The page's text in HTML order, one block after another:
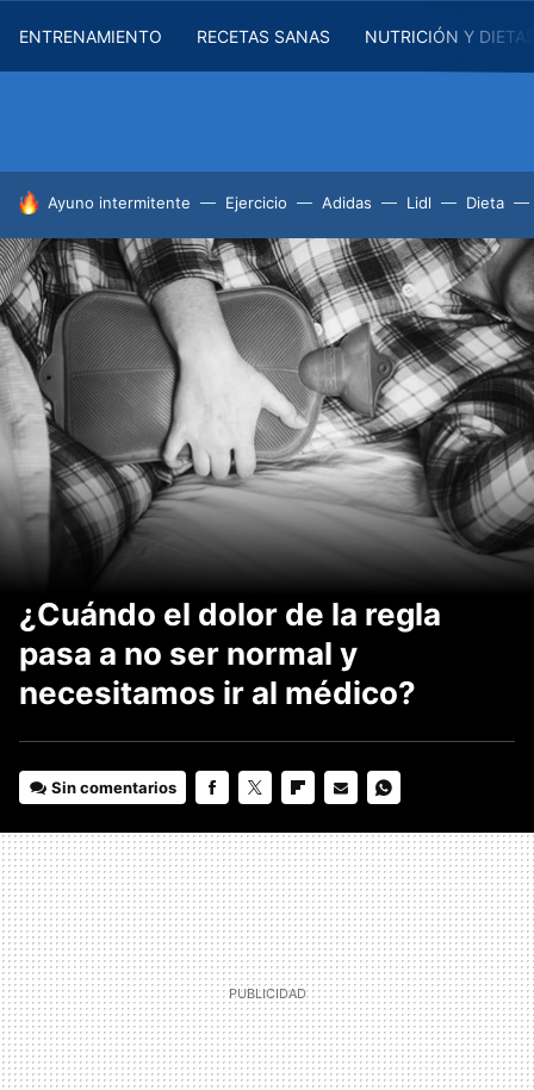
ENTRENAMIENTO RECETAS SANAS NUTRICIÓN Y
HOY SE HABLA DE
Ayuno intermitente Ejercicio Adidas Lidl Dieta
¿Cuándo el dolor de la regla
pasa a no ser normal y
necesitamos ir al médico?
Sin comentarios
MAIL